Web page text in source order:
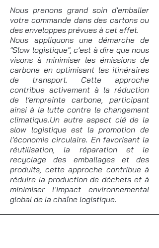
Nous prenons grand soin d'emballer
votre commande dans des cartons ou
des enveloppes prévues à cet effet.
Nous appliquons une démarche de
"Slow logistique", c'est à dire que nous
visons à minimiser les émissions de
carbone en optimisant les itinéraires
de transport. Cette approche
contribue activement à la réduction
de l’empreinte carbone, participant
ainsi à la lutte contre le changement
climatique.Un autre aspect clé de la
slow logistique est la promotion de
l’économie circulaire. En favorisant la
réutilisation, la réparation et le
recyclage des emballages et des
produits, cette approche contribue à
réduire la production de déchets et à
minimiser l’impact environnemental
global de la chaîne logistique.